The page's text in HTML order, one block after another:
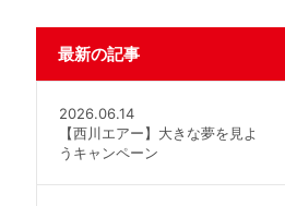
最新の記事
2026.06.14
【西川エアー】大きな夢を見よ
うキャンペーン